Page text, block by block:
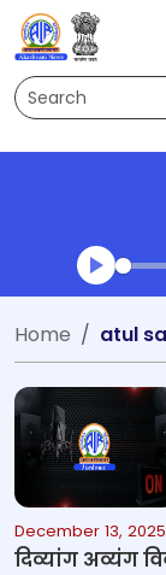
Search
Home atul
December 13, 2025
दिव्यांग अव्यंग